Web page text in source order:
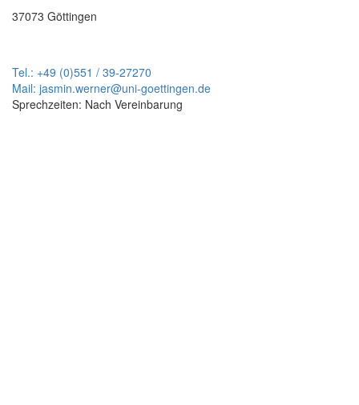
37073 Göttingen
Tel.: +49 (0)551 / 39-27270
Mail: jasmin.werner@uni-goettingen.de
Sprechzeiten: Nach Vereinbarung